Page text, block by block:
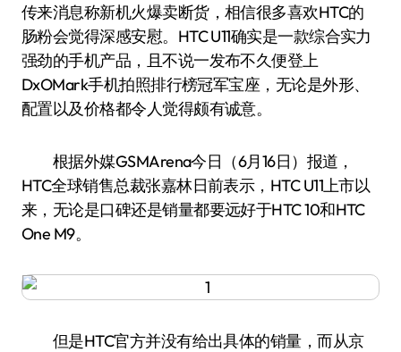
传来消息称新机火爆卖断货，相信很多喜欢HTC的
肠粉会觉得深感安慰。HTC U11确实是一款综合实力
强劲的手机产品，且不说一发布不久便登上
DxOMark手机拍照排行榜冠军宝座，无论是外形、
配置以及价格都令人觉得颇有诚意。
根据外媒GSMArena今日（6月16日）报道，
HTC全球销售总裁张嘉林日前表示，HTC U11上市以
来，无论是口碑还是销量都要远好于HTC 10和HTC
One M9。
但是HTC官方并没有给出具体的销量，而从京